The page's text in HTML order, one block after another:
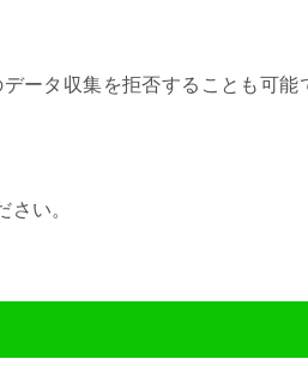
ータ収集を拒否することも可能
さい。